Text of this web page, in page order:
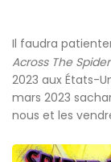
Il faudra
Across The
2023 aux États-
mars 2023
nous et les